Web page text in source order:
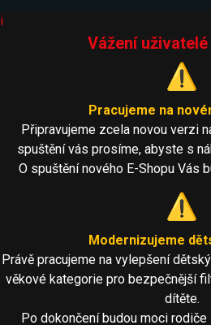
i
Vážení
⚠️
Pracujeme na
Připravujeme zcela novou verzi
spuštění vás prosíme, abyste s
O spuštění nového E-Shopu Vás
⚠️
Modernizujeme
Právě pracujeme na vylepšení
věkové kategorie pro bezpečnější
dítěte.
Po dokončení budou moci